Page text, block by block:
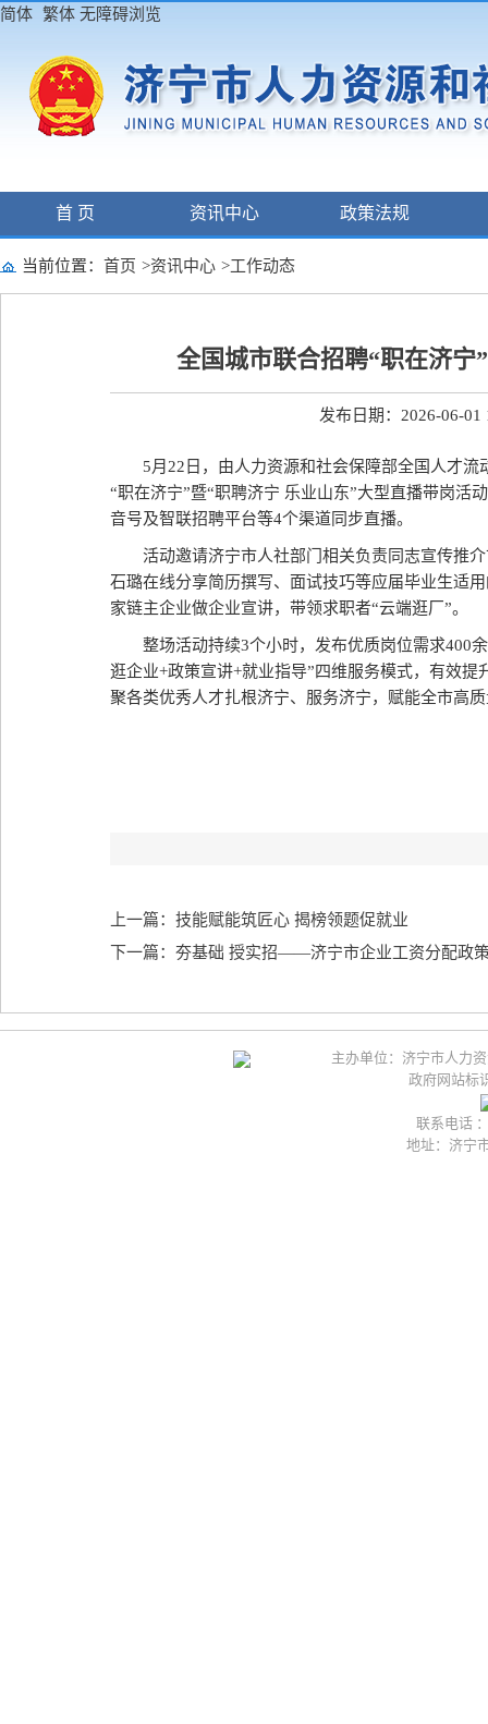
简体 繁体 无障碍浏览
首 页 资讯中心 政策法规
当前位置： 首页 >资讯中心 >工作动态
全国城市联合招聘“职在济宁
发布日期：2026-06-01
5月22日，由人力资源和社会保障部全国人才
“职在济宁”暨“职聘济宁 乐业山东”大型直播带岗活
音号及智联招聘平台等4个渠道同步直播。
活动邀请济宁市人社部门相关负责同志宣传推
石璐在线分享简历撰写、面试技巧等应届毕业生适
家链主企业做企业宣讲，带领求职者“云端逛厂”。
整场活动持续3个小时，发布优质岗位需求400
逛企业+政策宣讲+就业指导”四维服务模式，有效
聚各类优秀人才扎根济宁、服务济宁，赋能全市高
上一篇：技能赋能筑匠心 揭榜领题促就业
下一篇：夯基础 授实招——济宁市企业工资分配政
主办单位：济宁市人力
政府网站标
联系电话
地址：济宁